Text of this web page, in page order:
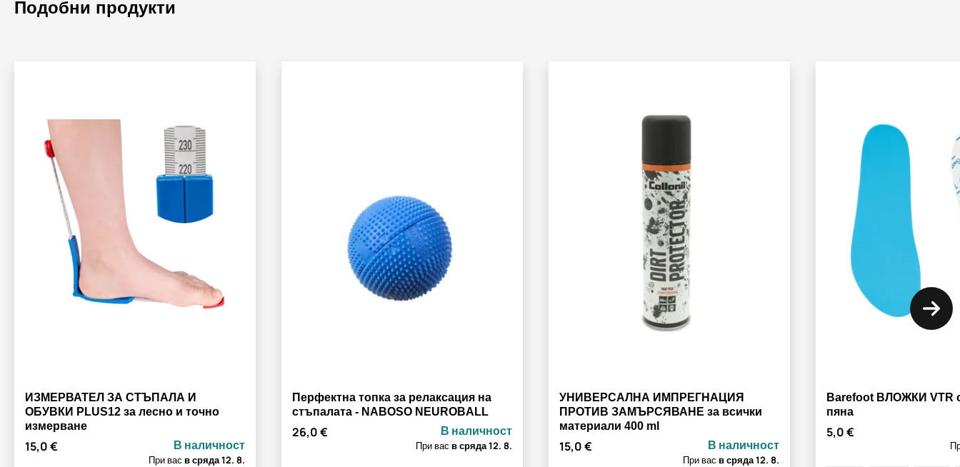
Подобни продукти
ИЗМЕРВАТЕЛ ЗА СТЪПАЛА И
ОБУВКИ PLUS12 за лесно и точно
измерване
15,0 € В наличност
При вас в сряда12. 8.
Перфектна топка за релаксация на
стъпалата - NABOSO NEUROBALL
26,0 € В наличност
При вас в сряда12. 8.
УНИВЕРСАЛНА ИМПРЕГНАЦИЯ
ПРОТИВ ЗАМЪРСЯВАНЕ за всички
материали 400 ml
15,0 € В наличност
При вас в сряда12. 8.
Barefoot ВЛОЖКИ VTR
пяна
5,0 €